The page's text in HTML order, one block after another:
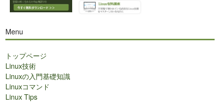
Menu
トップページ
Linux技術
Linuxの入門基礎知識
Linuxコマンド
Linux Tips